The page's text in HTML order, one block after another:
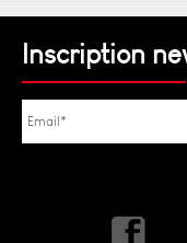
Inscription